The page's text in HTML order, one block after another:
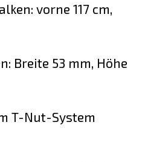
vorne 117 cm,
Breite 53 mm, Höhe
T-Nut-System